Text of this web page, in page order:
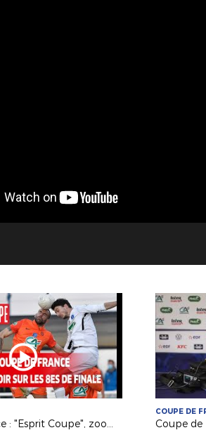
Coupe de France : "Esprit Coupe", zoom sur les 8es de finale !
COUPE DE